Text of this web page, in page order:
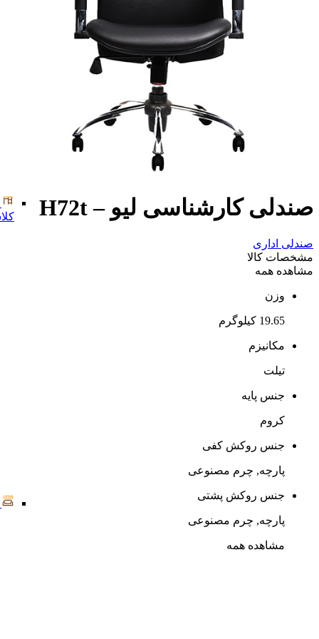
صندلی کارشناسی لیو – H72t
صندلی اداری
مشخصات کالا
مشاهده همه
وزن
19.65 کیلوگرم
مکانیزم
تیلت
جنس پایه
کروم
جنس روکش کفی
پارچه, چرم مصنوعی
جنس روکش پشتی
پارچه, چرم مصنوعی
مشاهده همه